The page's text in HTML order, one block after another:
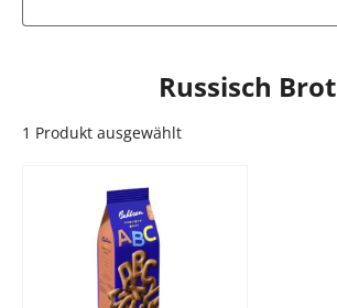
Russisch Brot
1 Produkt ausgewählt